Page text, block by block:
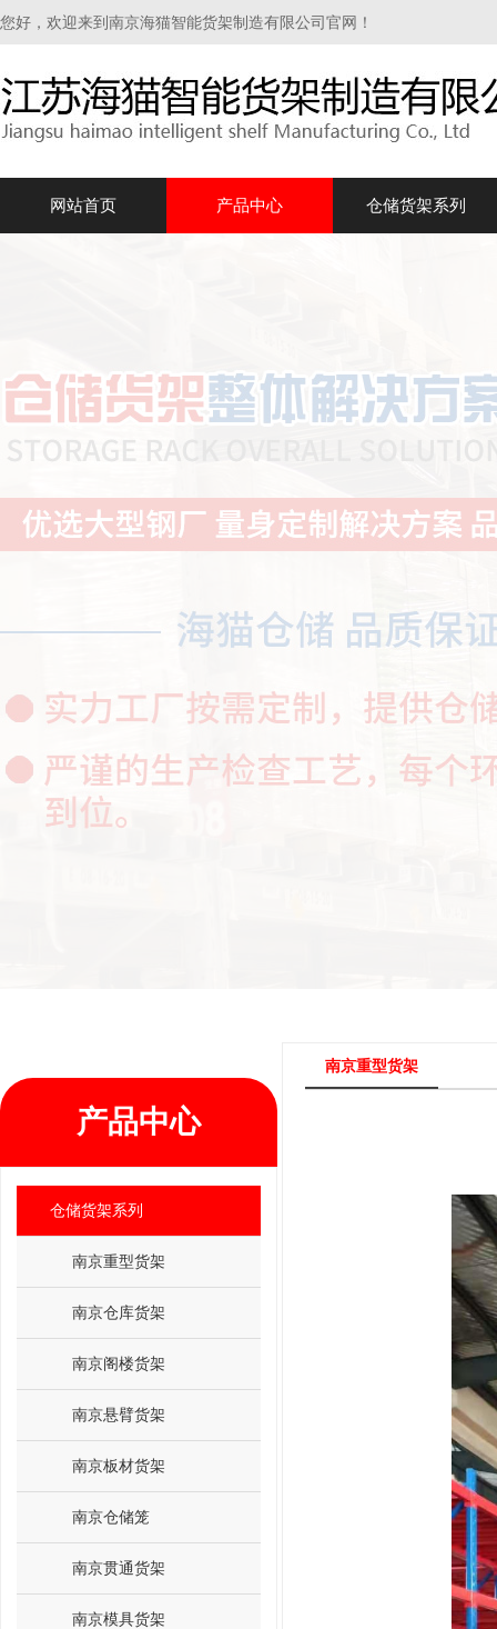
您好，欢迎来到南京海猫智能货架制造有限公司官网！
网站首页 产品中心 仓储货架系列
产品中心
仓储货架系列
南京重型货架
南京仓库货架
南京阁楼货架
南京悬臂货架
南京板材货架
南京仓储笼
南京贯通货架
南京模具货架
南京重型货架